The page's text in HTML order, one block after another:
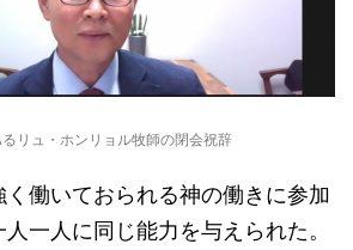
リュ・ホンリョル牧師の閉会祝辞
働いておられる神の働きに参加
一人に同じ能力を与えられた。